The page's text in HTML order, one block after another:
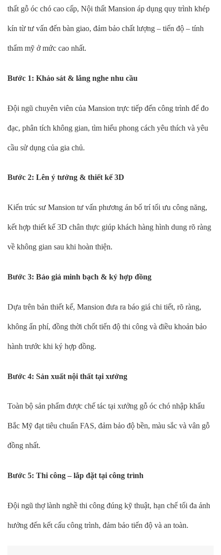
thất gỗ óc chó cao cấp, Nội thất Mansion áp dụng quy trình khép
kín từ tư vấn đến bàn giao, đảm bảo chất lượng – tiến độ – tính
thẩm mỹ ở mức cao nhất.
Bước 1: Khảo sát & lắng nghe nhu cầu
Đội ngũ chuyên viên của Mansion trực tiếp đến công trình để đo
đạc, phân tích không gian, tìm hiểu phong cách yêu thích và yêu
cầu sử dụng của gia chủ.
Bước 2: Lên ý tưởng & thiết kế 3D
Kiến trúc sư Mansion tư vấn phương án bố trí tối ưu công năng,
kết hợp thiết kế 3D chân thực giúp khách hàng hình dung rõ ràng
về không gian sau khi hoàn thiện.
Bước 3: Báo giá minh bạch & ký hợp đồng
Dựa trên bản thiết kế, Mansion đưa ra báo giá chi tiết, rõ ràng,
không ẩn phí, đồng thời chốt tiến độ thi công và điều khoản bảo
hành trước khi ký hợp đồng.
Bước 4: Sản xuất nội thất tại xưởng
Toàn bộ sản phẩm được chế tác tại xưởng gỗ óc chó nhập khẩu
Bắc Mỹ đạt tiêu chuẩn FAS, đảm bảo độ bền, màu sắc và vân gỗ
đồng nhất.
Bước 5: Thi công – lắp đặt tại công trình
Đội ngũ thợ lành nghề thi công đúng kỹ thuật, hạn chế tối đa ảnh
hưởng đến kết cấu công trình, đảm bảo tiến độ và an toàn.